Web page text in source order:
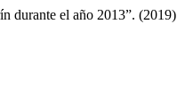
durante el año 2013”. (2019)